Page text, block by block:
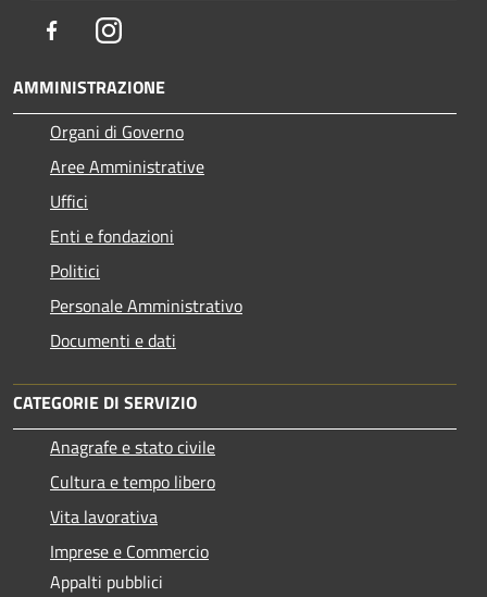
FacebookInstagram
AMMINISTRAZIONE
Organi di Governo
Aree Amministrative
Uffici
Enti e fondazioni
Politici
Personale Amministrativo
Documenti e dati
CATEGORIE DI SERVIZIO
Anagrafe e stato civile
Cultura e tempo libero
Vita lavorativa
Imprese e Commercio
Appalti pubblici